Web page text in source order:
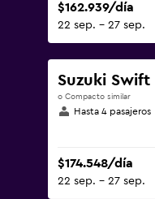
$162.939/día
22 sep. - 27 sep.
Suzuki Swift
o Compacto similar
Hasta 4 pasajeros
$174.548/día
22 sep. - 27 sep.